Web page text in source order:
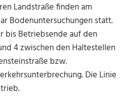
Landstraße finden am
Bodenuntersuchungen statt.
bis Betriebsende auf den
4 zwischen den Haltestellen
bzw.
Die Linie